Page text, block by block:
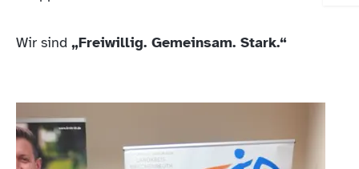
Wir sind „Freiwillig. Gemeinsam. Stark.“